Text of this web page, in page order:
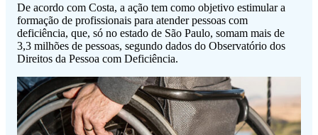
De acordo com Costa, a ação tem como objetivo estimular a
formação de profissionais para atender pessoas com
deficiência, que, só no estado de São Paulo, somam mais de
3,3 milhões de pessoas, segundo dados do Observatório dos
Direitos da Pessoa com Deficiência.